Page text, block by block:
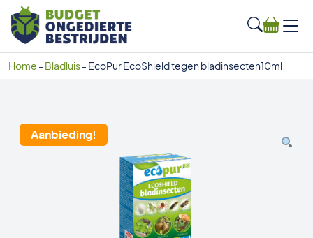
Home - Bladluis- EcoPur EcoShield tegen bladinsecten10ml
Aanbieding!